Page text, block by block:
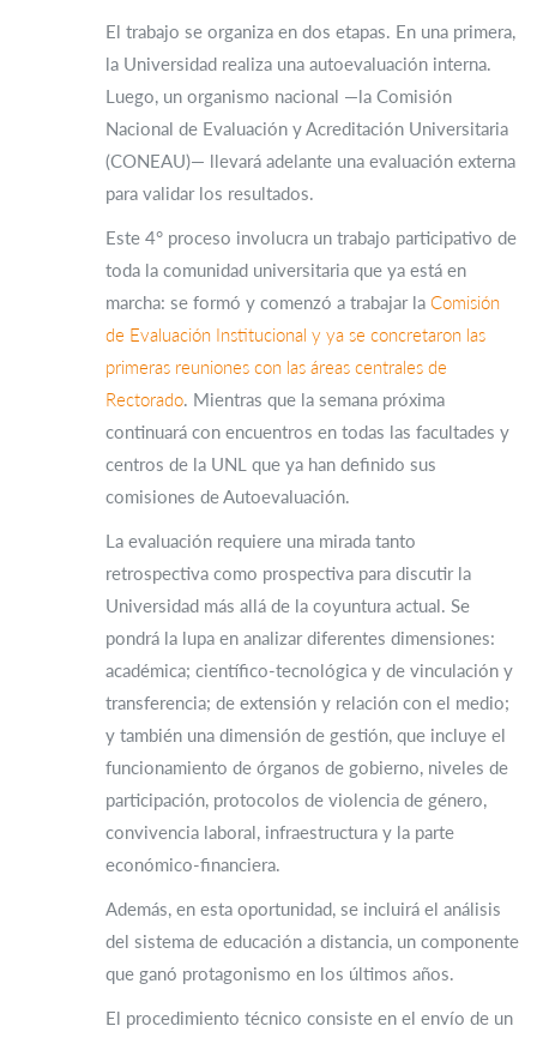
El trabajo se organiza en dos etapas. En una primera,
la Universidad realiza una autoevaluación interna.
Luego, un organismo nacional —la Comisión
Nacional de Evaluación y Acreditación Universitaria
(CONEAU)— llevará adelante una evaluación externa
para validar los resultados.
Este 4° proceso involucra un trabajo participativo de
toda la comunidad universitaria que ya está en
marcha: se formó y comenzó a trabajar la Comisión
de Evaluación Institucional y ya se concretaron las
primeras reuniones con las áreas centrales de
Rectorado. Mientras que la semana próxima
continuará con encuentros en todas las facultades y
centros de la UNL que ya han definido sus
comisiones de Autoevaluación.
La evaluación requiere una mirada tanto
retrospectiva como prospectiva para discutir la
Universidad más allá de la coyuntura actual. Se
pondrá la lupa en analizar diferentes dimensiones:
académica; científico-tecnológica y de vinculación y
transferencia; de extensión y relación con el medio;
y también una dimensión de gestión, que incluye el
funcionamiento de órganos de gobierno, niveles de
participación, protocolos de violencia de género,
convivencia laboral, infraestructura y la parte
económico-financiera.
Además, en esta oportunidad, se incluirá el análisis
del sistema de educación a distancia, un componente
que ganó protagonismo en los últimos años.
El procedimiento técnico consiste en el envío de un